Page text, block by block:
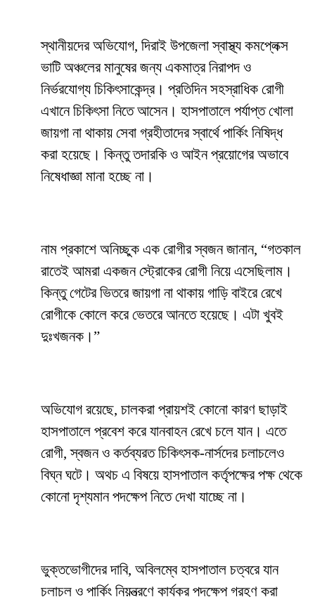
স্থানীয়দের অভিযোগ, দিরাই উপজেলা স্বাস্থ্য কমপ্লেক্স
ভাটি অঞ্চলের মানুষের জন্য একমাত্র নিরাপদ ও
নির্ভরযোগ্য চিকিৎসাকেন্দ্র। প্রতিদিন সহস্রাধিক রোগী
এখানে চিকিৎসা নিতে আসেন। হাসপাতালে পর্যাপ্ত খোলা
জায়গা না থাকায় সেবা গ্রহীতাদের স্বার্থে পার্কিং নিষিদ্ধ
করা হয়েছে। কিন্তু তদারকি ও আইন প্রয়োগের অভাবে
নিষেধাজ্ঞা মানা হচ্ছে না।
নাম প্রকাশে অনিচ্ছুক এক রোগীর স্বজন জানান, “গতকাল
রাতেই আমরা একজন স্ট্রোকের রোগী নিয়ে এসেছিলাম।
কিন্তু গেটের ভিতরে জায়গা না থাকায় গাড়ি বাইরে রেখে
রোগীকে কোলে করে ভেতরে আনতে হয়েছে। এটা খুবই
দুঃখজনক।”
অভিযোগ রয়েছে, চালকরা প্রায়শই কোনো কারণ ছাড়াই
হাসপাতালে প্রবেশ করে যানবাহন রেখে চলে যান। এতে
রোগী, স্বজন ও কর্তব্যরত চিকিৎসক-নার্সদের চলাচলেও
বিঘ্ন ঘটে। অথচ এ বিষয়ে হাসপাতাল কর্তৃপক্ষের পক্ষ থেকে
কোনো দৃশ্যমান পদক্ষেপ নিতে দেখা যাচ্ছে না।
ভুক্তভোগীদের দাবি, অবিলম্বে হাসপাতাল চত্বরে যান
চলাচল ও পার্কিং নিয়ন্ত্রণে কার্যকর পদক্ষেপ গ্রহণ করা